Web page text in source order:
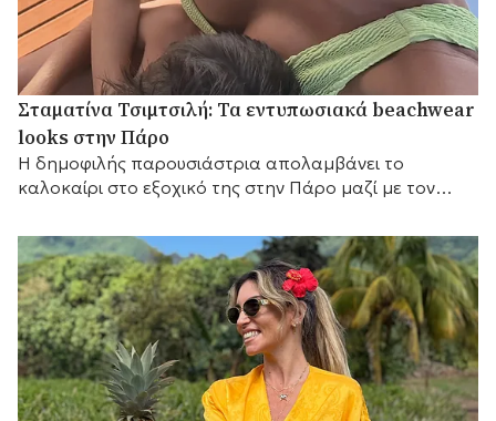
Σταματίνα Τσιμτσιλή: Τα εντυπωσιακά beachwear
looks στην Πάρο
Η δημοφιλής παρουσιάστρια απολαμβάνει το
καλοκαίρι στο εξοχικό της στην Πάρο μαζί με τον